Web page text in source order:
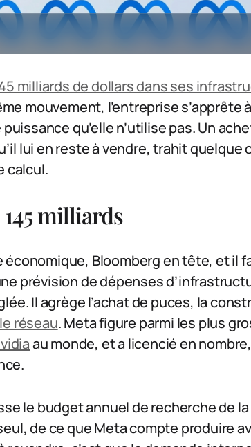
milliards de dollars dans ses
mouvement, l’entreprise s’apprête
qu’elle n’utilise pas. Un
lui en reste à vendre, trahit quelque
calcul.
milliards
Bloomberg en tête, et il
prévision de dépenses
Il agrège l’achat de puces, la
réseau. Meta figure parmi les plus
au monde, et a licencié en
le budget annuel de recherche de
de ce que Meta compte produire